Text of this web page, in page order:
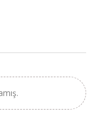
×
Hasat,